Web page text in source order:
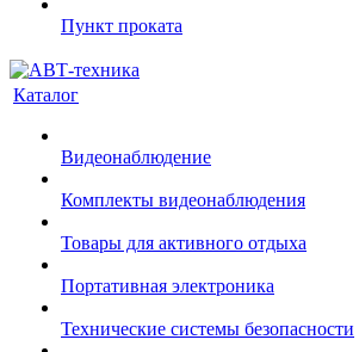
Пункт проката
Каталог
Видеонаблюдение
Комплекты видеонаблюдения
Товары для активного отдыха
Портативная электроника
Технические системы безопасности